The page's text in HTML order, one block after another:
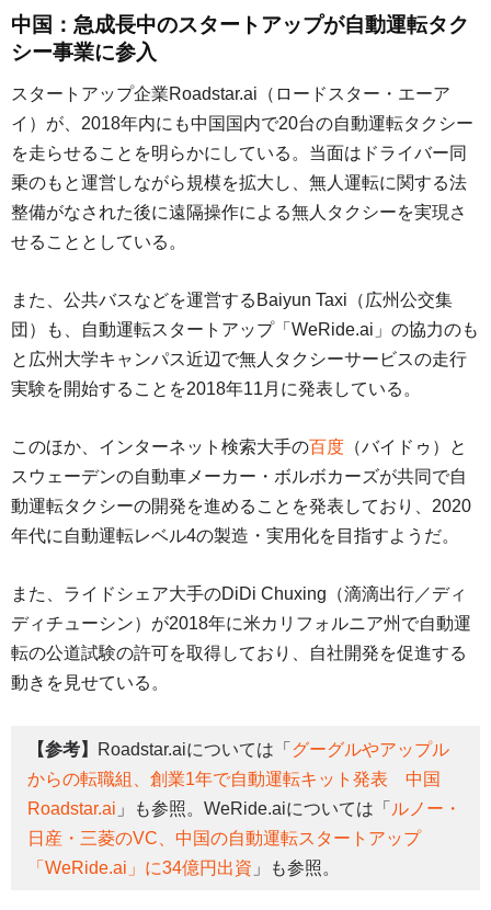
中国：急成長中のスタートアップが自動運転タク
シー事業に参入
スタートアップ企業Roadstar.ai（ロードスター・エーア
イ）が、2018年内にも中国国内で20台の自動運転タクシー
を走らせることを明らかにしている。当面はドライバー同
乗のもと運営しながら規模を拡大し、無人運転に関する法
整備がなされた後に遠隔操作による無人タクシーを実現さ
せることとしている。
また、公共バスなどを運営するBaiyun Taxi（広州公交集
団）も、自動運転スタートアップ「WeRide.ai」の協力のも
と広州大学キャンパス近辺で無人タクシーサービスの走行
実験を開始することを2018年11月に発表している。
このほか、インターネット検索大手の百度 （バイドゥ）と
スウェーデンの自動車メーカー・ボルボカーズが共同で自
動運転タクシーの開発を進めることを発表しており、2020
年代に自動運転レベル4の製造・実用化を目指すようだ。
また、ライドシェア大手のDiDi Chuxing（滴滴出行／ディ
ディチューシン）が2018年に米カリフォルニア州で自動運
転の公道試験の許可を取得しており、自社開発を促進する
動きを見せている。
【参考】 Roadstar.aiについては「 グーグルやアップル
からの転職組、創業1年で自動運転キット発表 中国
Roadstar.ai 」も参照。WeRide.aiについては「 ルノー・
日産・三菱のVC、中国の自動運転スタートアップ
「WeRide.ai」に34億円出資 」も参照。